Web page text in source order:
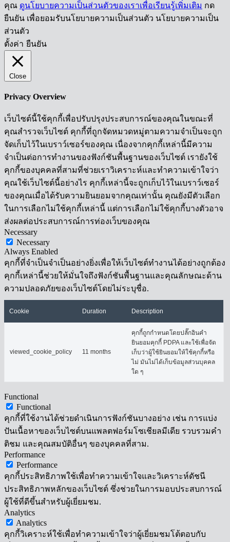
คุณ ดูนโยบายความเป็นส่วนตัวของเราเพื่อเรียนรู้เพิ่มเติม กด
ยืนยัน เพื่อยอมรับนโยบายความเป็นส่วนตัว นโยบายความเป็น
ส่วนตัว
ตั้งค่า ยืนยัน
Close
Privacy Overview
เว็บไซต์นี้ใช้คุกกี้เพื่อปรับปรุงประสบการณ์ของคุณในขณะที่
คุณสำรวจเว็บไซต์ คุกกี้ที่ถูกจัดหมวดหมู่ตามความจำเป็นจะถูก
จัดเก็บไว้ในเบราว์เซอร์ของคุณ เนื่องจากคุกกี้เหล่านี้มีความ
จำเป็นต่อการทำงานของฟังก์ชันพื้นฐานของเว็บไซต์ เรายังใช้
คุกกี้ของบุคคลที่สามที่ช่วยเราวิเคราะห์และทำความเข้าใจว่า
คุณใช้เว็บไซต์นี้อย่างไร คุกกี้เหล่านี้จะถูกเก็บไว้ในเบราว์เซอร์
ของคุณเมื่อได้รับความยินยอมจากคุณเท่านั้น คุณยังมีตัวเลือก
ในการเลือกไม่ใช้คุกกี้เหล่านี้ แต่การเลือกไม่ใช้คุกกี้บางตัวอาจ
ส่งผลต่อประสบการณ์การท่องเว็บของคุณ
Necessary
Necessary
Always Enabled
คุกกี้ที่จำเป็นจำเป็นอย่างยิ่งเพื่อให้เว็บไซต์ทำงานได้อย่างถูกต้อง
คุกกี้เหล่านี้ช่วยให้มั่นใจถึงฟังก์ชันพื้นฐานและคุณลักษณะด้าน
ความปลอดภัยของเว็บไซต์โดยไม่ระบุชื่อ.
Cookie Duration Description
viewed_cookie_policy 11 months
คุกกี้ถูกกำหนดโดยปลั๊กอินคำ
ยินยอมคุกกี้ PDPA และใช้เพื่อจัด
เก็บว่าผู้ใช้ยินยอมให้ใช้คุกกี้หรือ
ไม่ มันไม่ได้เก็บข้อมูลส่วนบุคคล
ใด ๆ
Functional
Functional
คุกกี้ที่ใช้งานได้ช่วยดำเนินการฟังก์ชันบางอย่าง เช่น การแบ่ง
ปันเนื้อหาของเว็บไซต์บนแพลตฟอร์มโซเชียลมีเดีย รวบรวมคำ
ติชม และคุณสมบัติอื่นๆ ของบุคคลที่สาม.
Performance
Performance
คุกกี้ประสิทธิภาพใช้เพื่อทำความเข้าใจและวิเคราะห์ดัชนี
ประสิทธิภาพหลักของเว็บไซต์ ซึ่งช่วยในการมอบประสบการณ์
ผู้ใช้ที่ดีขึ้นสำหรับผู้เยี่ยมชม.
Analytics
Analytics
คุกกี้วิเคราะห์ใช้เพื่อทำความเข้าใจว่าผู้เยี่ยมชมโต้ตอบกับ